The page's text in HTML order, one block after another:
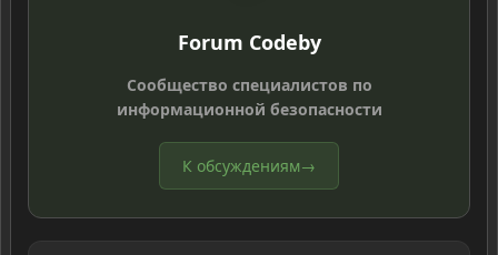
Forum Codeby
Сообщество специалистов по
информационной безопасности
К обсуждениям→